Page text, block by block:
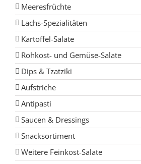
Meeresfrüchte
Lachs-Spezialitäten
Kartoffel-Salate
Rohkost- und Gemüse-Salate
Dips & Tzatziki
Aufstriche
Antipasti
Saucen & Dressings
Snacksortiment
Weitere Feinkost-Salate